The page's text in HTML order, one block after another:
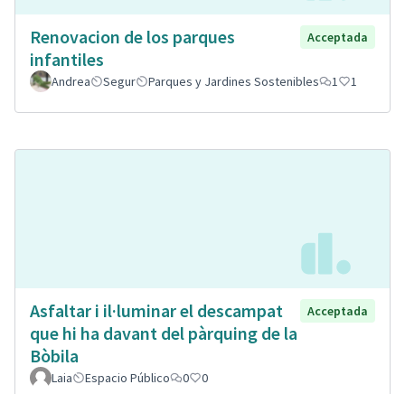
Renovacion de los parques
infantiles
Acceptada
Andrea Segur Parques y Jardines Sostenibles 1 1
Asfaltar i il·luminar el descampat
que hi ha davant del pàrquing de la
Bòbila
Acceptada
Laia Espacio Público 0 0